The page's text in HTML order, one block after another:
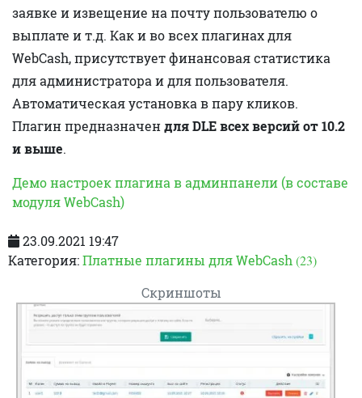
заявке и извещение на почту пользователю о
выплате и т.д. Как и во всех плагинах для
WebCash, присутствует финансовая статистика
для администратора и для пользователя.
Автоматическая установка в пару кликов.
Плагин предназначендля DLE всех версий от 10.2
и выше.
Демо настроек плагина в админпанели (в составе
модуля WebCash)
23.09.2021 19:47
Категория:Платные плагины для WebCash(23)
Скриншоты